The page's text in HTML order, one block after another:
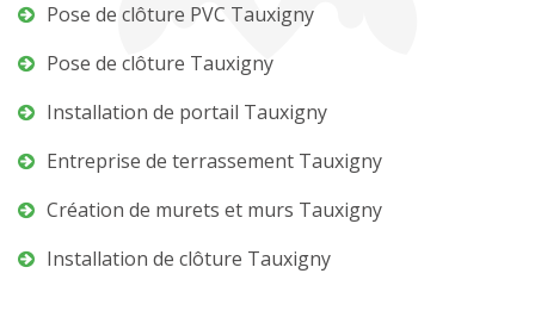
Pose de clôture PVC Tauxigny
Pose de clôture Tauxigny
Installation de portail Tauxigny
Entreprise de terrassement Tauxigny
Création de murets et murs Tauxigny
Installation de clôture Tauxigny